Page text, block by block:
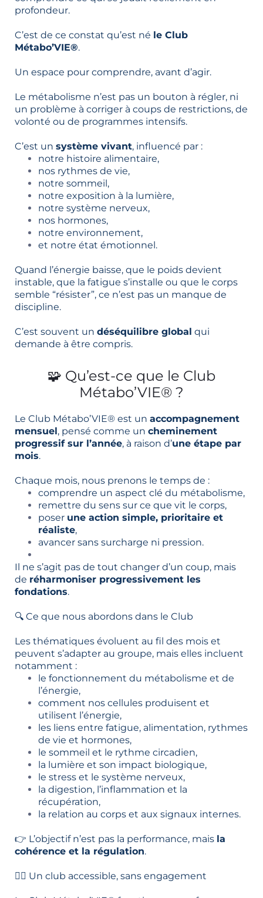
profondeur.
C’est de ce constat qu’est né le Club
Métabo’VIE®.
Un espace pour comprendre, avant d’agir.
Le métabolisme n’est pas un bouton à régler, ni
un problème à corriger à coups de restrictions, de
volonté ou de programmes intensifs.
C’est un système vivant, influencé par :
notre histoire alimentaire,
nos rythmes de vie,
notre sommeil,
notre exposition à la lumière,
notre système nerveux,
nos hormones,
notre environnement,
et notre état émotionnel.
Quand l’énergie baisse, que le poids devient
instable, que la fatigue s’installe ou que le corps
semble “résister”, ce n’est pas un manque de
discipline.
C’est souvent un déséquilibre global qui
demande à être compris.
🧩 Qu’est-ce que le Club
Métabo’VIE® ?
Le Club Métabo’VIE® est un accompagnement
mensuel, pensé comme un cheminement
progressif sur l’année, à raison d’une étape par
mois.
Chaque mois, nous prenons le temps de :
comprendre un aspect clé du métabolisme,
remettre du sens sur ce que vit le corps,
poser une action simple, prioritaire et
réaliste,
avancer sans surcharge ni pression.
Il ne s’agit pas de tout changer d’un coup, mais
de réharmoniser progressivement les
fondations.
🔍 Ce que nous abordons dans le Club
Les thématiques évoluent au fil des mois et
peuvent s’adapter au groupe, mais elles incluent
notamment :
le fonctionnement du métabolisme et de
l’énergie,
comment nos cellules produisent et
utilisent l’énergie,
les liens entre fatigue, alimentation, rythmes
de vie et hormones,
le sommeil et le rythme circadien,
la lumière et son impact biologique,
le stress et le système nerveux,
la digestion, l’inflammation et la
récupération,
la relation au corps et aux signaux internes.
👉 L’objectif n’est pas la performance, mais la
cohérence et la régulation.
🧘‍♀️ Un club accessible, sans engagement